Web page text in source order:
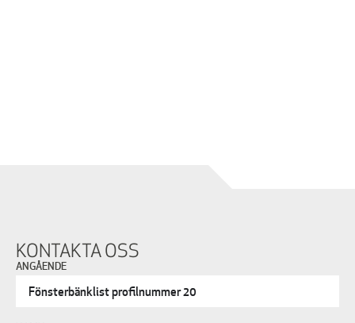
KONTAKTA OSS
ANGÅENDE